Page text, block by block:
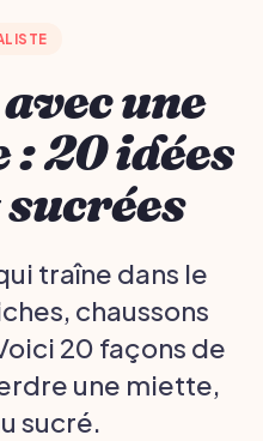
une
: 20 idées
traîne dans le
chaussons
20 façons de
une miette,
sucré.